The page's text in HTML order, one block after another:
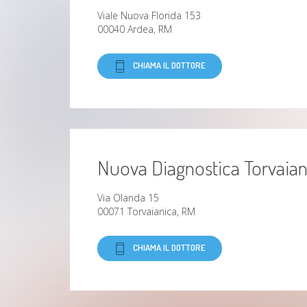
Viale Nuova Florida 153
00040 Ardea, RM
CHIAMA IL DOTTORE
Nuova Diagnostica
Via Olanda 15
00071 Torvaianica, RM
CHIAMA IL DOTTORE